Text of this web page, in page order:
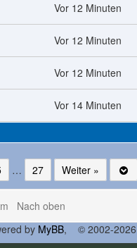
Vor 12 Minuten
Vor 12 Minuten
Vor 12 Minuten
Vor 14 Minuten
… 27 Weiter »
Nach oben
by MyBB, © 2002-